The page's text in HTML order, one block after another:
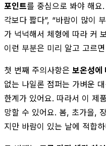
포인트를 중심으로 봐야 해요
각보다 짧다”, “바람이 많이
가 넉넉해서 체형에 따라 커
이런 부분은 미리 알고 고르
첫 번째 주의사항은 보온성에
없는 나일론 점퍼는 가벼운
한계가 있어요. 따라서 이 제
망할 수 있어요. 봄, 초가을,
지만 바람이 있는 날에 적합